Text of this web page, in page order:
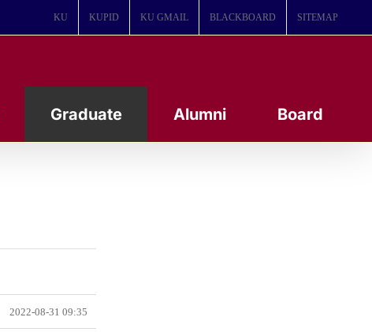
KU KUPID KU GMAIL BLACKBOARD SITEMAP
Graduate Alumni Board
2022-08-31 09:35